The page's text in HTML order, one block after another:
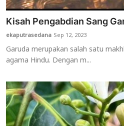
Kisah Pengabdian Sang
ekaputrasedana Sep 12, 2023
Garuda merupakan salah satu
agama Hindu. Dengan m...